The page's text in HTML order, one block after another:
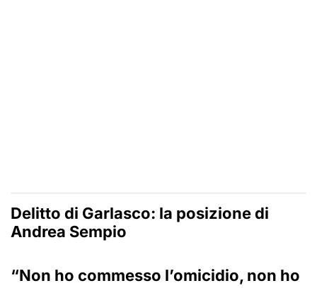
Delitto di Garlasco: la posizione di
Andrea Sempio
“Non ho commesso l’omicidio, non ho